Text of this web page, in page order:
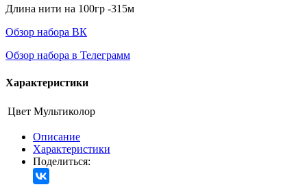
Длина нити на 100гр -315м
Обзор набора ВК
Обзор набора в Телеграмм
Характеристики
Цвет Мультиколор
Описание
Характеристики
Поделиться: